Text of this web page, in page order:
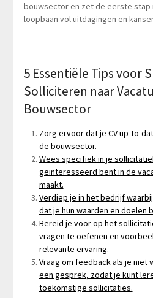
bouwsector en zet de eerste stap
loopbaan vol uitdagingen en
5 Essentiële Tips voor
Solliciteren naar
Bouwsector
Zorg ervoor dat je CV up-to-
de bouwsector.
Wees specifiek in je
geïnteresseerd bent in de
maakt.
Verdiep je in het bedrijf
dat je hun waarden en doelen
Bereid je voor op het
vragen te oefenen en
relevante ervaring.
Vraag om feedback als je
een gesprek, zodat je kunt
toekomstige sollicitaties.